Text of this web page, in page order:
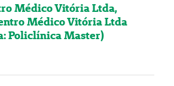
Médico Vitória Ltda,
Médico Vitória Ltda
Policlínica Master)